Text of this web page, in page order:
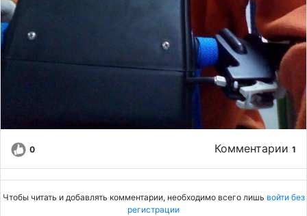
0 Комментарии 1
Чтобы читать и добавлять комментарии, необходимо всего лишь войти без
регистрации